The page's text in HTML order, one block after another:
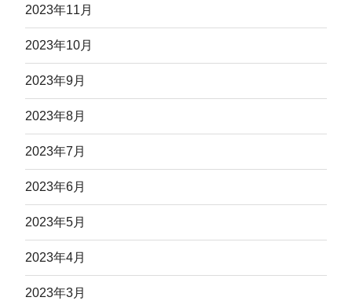
2023年11月
2023年10月
2023年9月
2023年8月
2023年7月
2023年6月
2023年5月
2023年4月
2023年3月